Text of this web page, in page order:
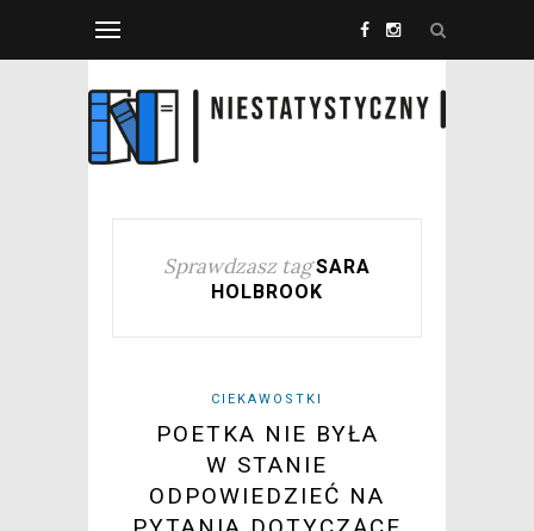
Sprawdzasz tag SARA
HOLBROOK
CIEKAWOSTKI
POETKA NIE BYŁA
W STANIE
ODPOWIEDZIEĆ NA